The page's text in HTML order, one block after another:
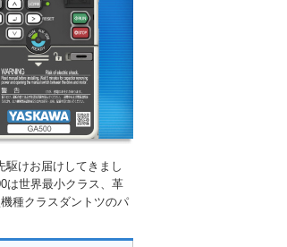
駆けお届けしてきまし
は世界最小クラス、革
種クラスダントツのパ